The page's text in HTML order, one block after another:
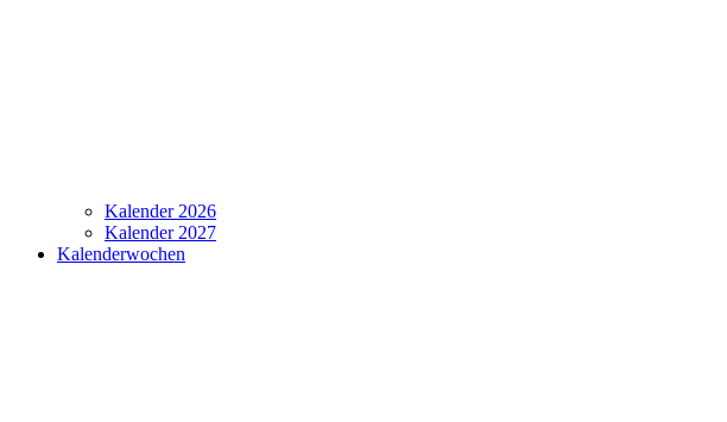
Kalender 2026
Kalender 2027
Kalenderwochen